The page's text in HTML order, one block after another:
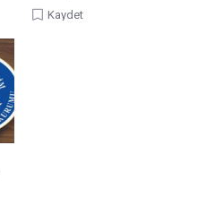
Kaydet